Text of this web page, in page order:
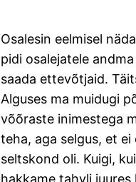
Osalesin eelmisel
pidi osalejatele
saada ettevõtjaid.
Alguses ma muidugi
võõraste inimestega
teha, aga selgus, et
seltskond oli. Kuigi,